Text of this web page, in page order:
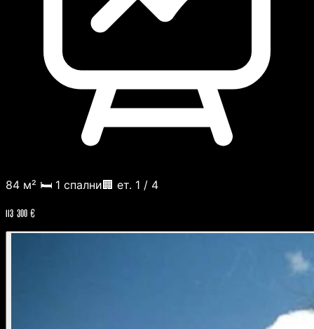
84 м² 🛏️ 1 спални🏢 ет. 1 / 4
113 300 €